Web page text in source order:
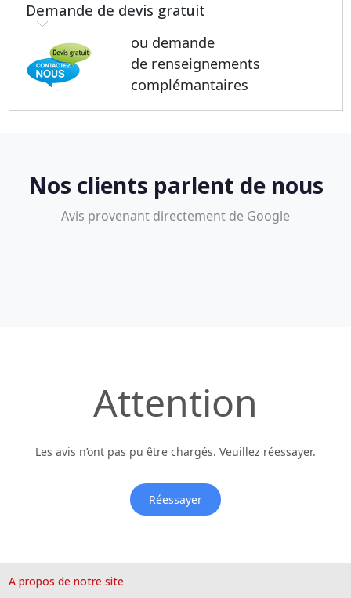
Demande de devis gratuit
ou demande
de renseignements
complémantaires
Nos clients parlent de nous
Avis provenant directement de Google
Attention
Les avis n’ont pas pu être chargés. Veuillez réessayer.
Réessayer
A propos de notre site